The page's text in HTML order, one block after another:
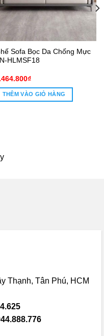
Sofa Bọc Da Chống Mực
HLMSF18
₫
THÊM VÀO GIỎ HÀNG
Thạnh, Tân Phú, HCM